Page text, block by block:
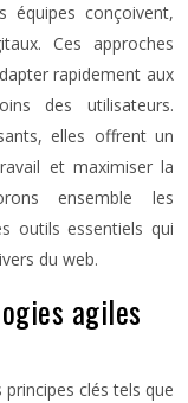
conçoivent,
Ces approches
rapidement aux
des utilisateurs.
elles offrent un
et maximiser la
ensemble les
outils essentiels qui
du web.
agiles
clés tels que